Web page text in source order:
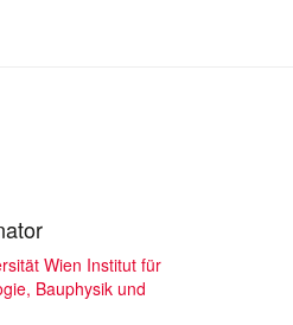
Wien Institut für
Bauphysik und